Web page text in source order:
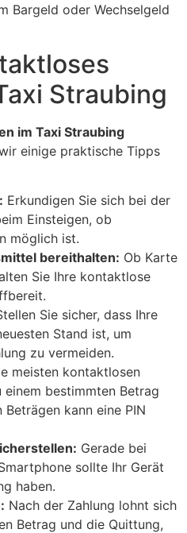
Bargeld oder Wechselgeld
Straubing
im Taxi Straubing
einige praktische Tipps
Erkundigen Sie sich bei der
Einsteigen, ob
möglich ist.
bereithalten: Ob Karte
Sie Ihre kontaktlose
Sie sicher, dass Ihre
Stand ist, um
zu vermeiden.
meisten kontaktlosen
einem bestimmten Betrag
kann eine PIN
Gerade bei
sollte Ihr Gerät
haben.
Nach der Zahlung lohnt sich
Betrag und die Quittung,